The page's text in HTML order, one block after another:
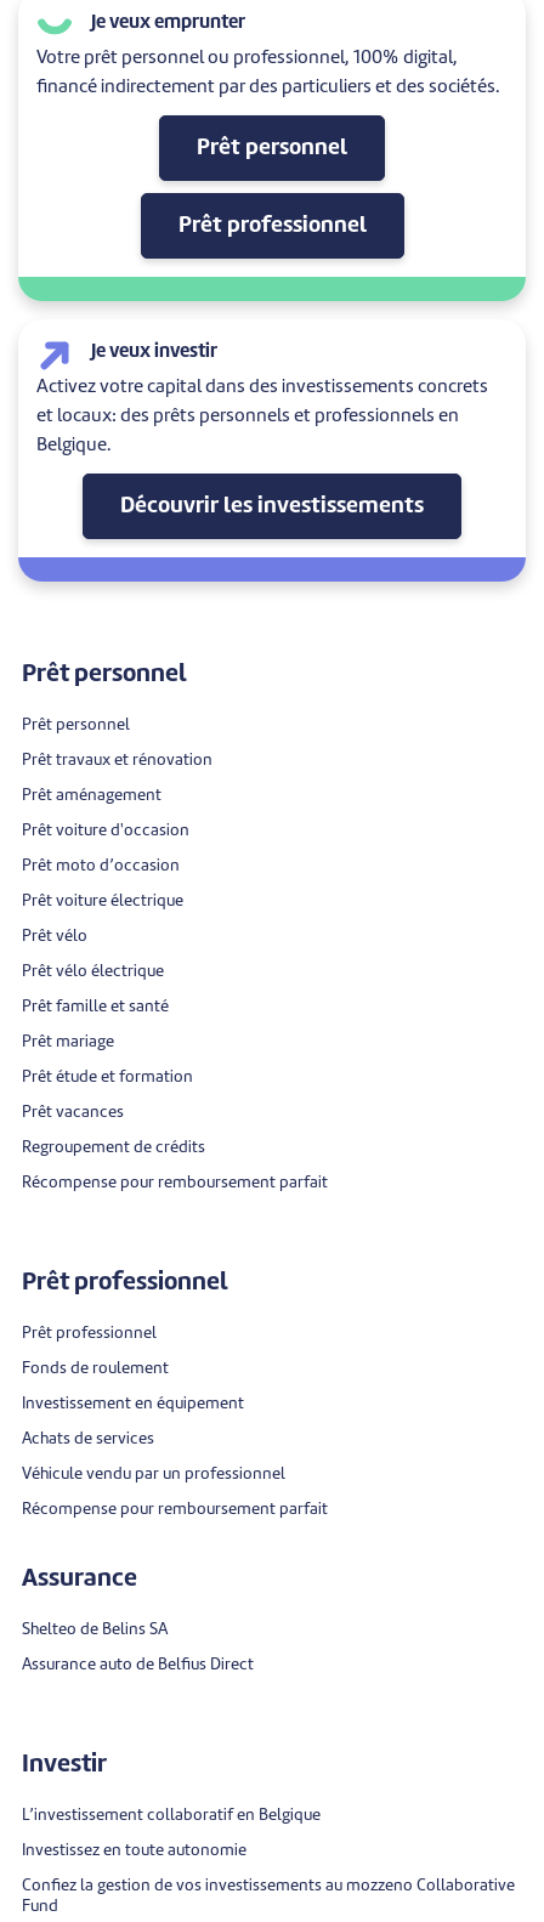
Je veux emprunter
Votre prêt personnel ou professionnel, 100% digital,
financé indirectement par des particuliers et des sociétés.
Prêt personnel
Prêt professionnel
Je veux investir
Activez votre capital dans des investissements concrets
et locaux: des prêts personnels et professionnels en
Belgique.
Découvrir les investissements
Prêt personnel
Prêt personnel
Prêt travaux et rénovation
Prêt aménagement
Prêt voiture d'occasion
Prêt moto d’occasion
Prêt voiture électrique
Prêt vélo
Prêt vélo électrique
Prêt famille et santé
Prêt mariage
Prêt étude et formation
Prêt vacances
Regroupement de crédits
Récompense pour remboursement parfait
Prêt professionnel
Prêt professionnel
Fonds de roulement
Investissement en équipement
Achats de services
Véhicule vendu par un professionnel
Récompense pour remboursement parfait
Assurance
Shelteo de Belins SA
Assurance auto de Belfius Direct
Investir
L’investissement collaboratif en Belgique
Investissez en toute autonomie
Confiez la gestion de vos investissements au mozzeno Collaborative
Fund